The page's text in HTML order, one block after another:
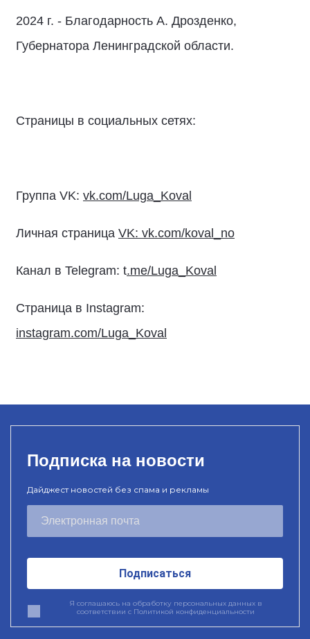
2024 г. - Благодарность А. Дрозденко,
Губернатора Ленинградской области.
Страницы в социальных сетях:
Группа VK: vk.com/Luga_Koval
Личная страница VK: vk.com/koval_no
Канал в Telegram: t.me/Luga_Koval
Страница в Instagram:
instagram.com/Luga_Koval
Подписка на новости
Дайджест новостей без спама и рекламы
Подписаться
Я соглашаюсь на обработку персональных данных в
соответствии с Политикой конфиденциальности